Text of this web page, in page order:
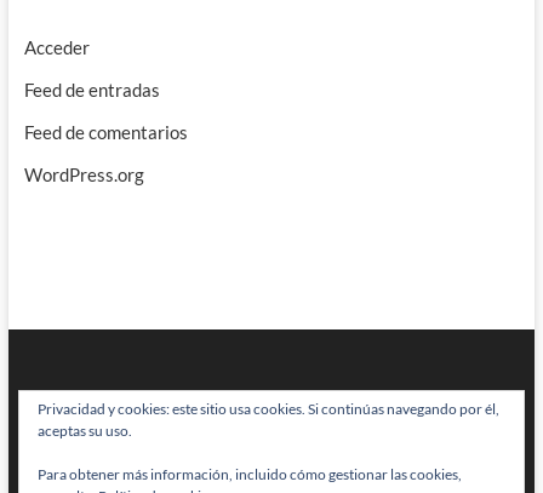
Acceder
Feed de entradas
Feed de comentarios
WordPress.org
BRAINSTOMPING| Diseñado por:Theme Freesia|WordPress| © Todos
Privacidad y cookies: este sitio usa cookies. Si continúas navegando por él,
aceptas su uso.
Para obtener más información, incluido cómo gestionar las cookies,